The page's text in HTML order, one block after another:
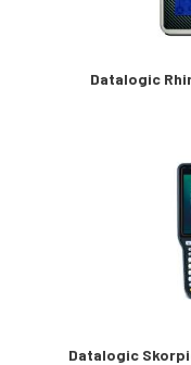
Datalogic
Datalogic